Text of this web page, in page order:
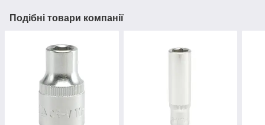
Подібні товари компанії